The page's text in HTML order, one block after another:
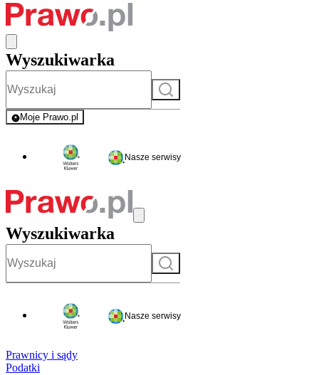
Wyszukiwarka
Szukaj
Moje Prawo.pl
- rejestracja i logowanie do serwisu
Nasze serwisy
Wyszukiwarka
Szukaj
Nasze serwisy
Prawnicy i sądy
Podatki